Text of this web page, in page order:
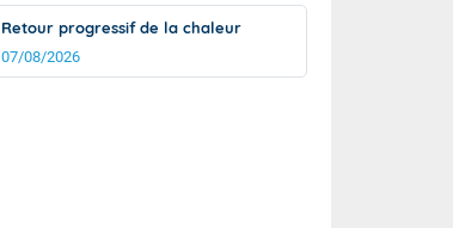
Retour progressif de la chaleur
07/08/2026